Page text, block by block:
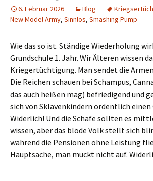
6. Februar 2026 Blog
New Model Army, Sinnlos, Smashing Pump
Wie das so ist. Ständige Wiederholung
Grundschule 1. Jahr. Wir Älteren wissen
Kriegertüchtigung. Man sendet die
Die Reichen schauen bei Schampus,
das auch heißen mag) befriedigend und
sich von Sklavenkindern ordentlich einen
Widerlich! Und die Schafe sollten es
wissen, aber das blöde Volk stellt sich
während die Pensionen ohne Leistung
Hauptsache, man muckt nicht auf.